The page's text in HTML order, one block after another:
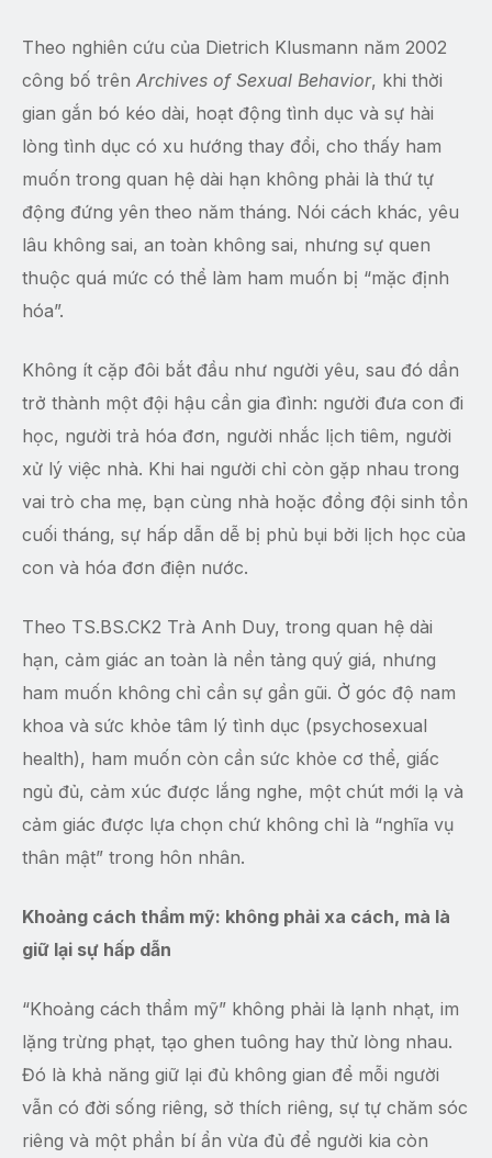
Theo nghiên cứu của Dietrich Klusmann năm 2002
công bố trên Archives of Sexual Behavior, khi thời
gian gắn bó kéo dài, hoạt động tình dục và sự hài
lòng tình dục có xu hướng thay đổi, cho thấy ham
muốn trong quan hệ dài hạn không phải là thứ tự
động đứng yên theo năm tháng. Nói cách khác, yêu
lâu không sai, an toàn không sai, nhưng sự quen
thuộc quá mức có thể làm ham muốn bị “mặc định
hóa”.
Không ít cặp đôi bắt đầu như người yêu, sau đó dần
trở thành một đội hậu cần gia đình: người đưa con đi
học, người trả hóa đơn, người nhắc lịch tiêm, người
xử lý việc nhà. Khi hai người chỉ còn gặp nhau trong
vai trò cha mẹ, bạn cùng nhà hoặc đồng đội sinh tồn
cuối tháng, sự hấp dẫn dễ bị phủ bụi bởi lịch học của
con và hóa đơn điện nước.
Theo TS.BS.CK2 Trà Anh Duy, trong quan hệ dài
hạn, cảm giác an toàn là nền tảng quý giá, nhưng
ham muốn không chỉ cần sự gần gũi. Ở góc độ nam
khoa và sức khỏe tâm lý tình dục (psychosexual
health), ham muốn còn cần sức khỏe cơ thể, giấc
ngủ đủ, cảm xúc được lắng nghe, một chút mới lạ và
cảm giác được lựa chọn chứ không chỉ là “nghĩa vụ
thân mật” trong hôn nhân.
Khoảng cách thẩm mỹ: không phải xa cách, mà là
giữ lại sự hấp dẫn
“Khoảng cách thẩm mỹ” không phải là lạnh nhạt, im
lặng trừng phạt, tạo ghen tuông hay thử lòng nhau.
Đó là khả năng giữ lại đủ không gian để mỗi người
vẫn có đời sống riêng, sở thích riêng, sự tự chăm sóc
riêng và một phần bí ẩn vừa đủ để người kia còn